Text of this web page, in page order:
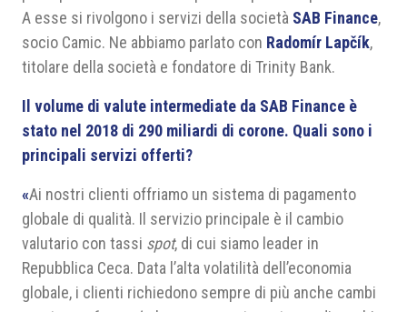
A esse si rivolgono i servizi della società SAB Finance,
socio Camic. Ne abbiamo parlato con Radomír Lapčík,
titolare della società e fondatore di Trinity Bank.
Il volume di valute intermediate da SAB Finance è
stato nel 2018 di 290 miliardi di corone. Quali sono i
principali servizi offerti?
«Ai nostri clienti offriamo un sistema di pagamento
globale di qualità. Il servizio principale è il cambio
valutario con tassi spot, di cui siamo leader in
Repubblica Ceca. Data l’alta volatilità dell’economia
globale, i clienti richiedono sempre di più anche cambi